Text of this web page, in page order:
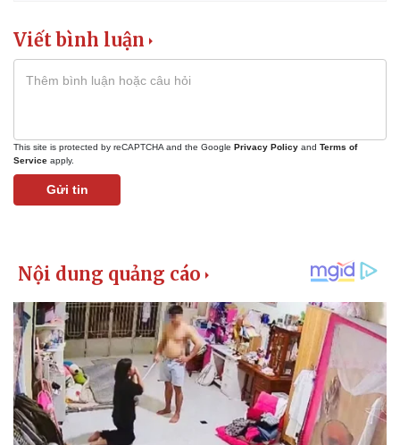
Viết bình luận
This site is protected by reCAPTCHA and the Google Privacy Policy and Terms of
Service apply.
Gửi tin